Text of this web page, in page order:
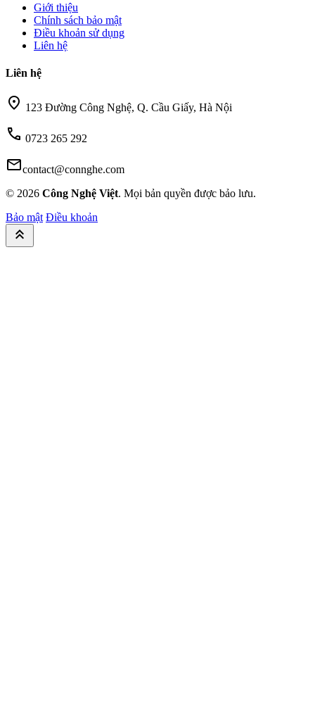
Giới thiệu
Chính sách bảo mật
Điều khoản sử dụng
Liên hệ
Liên hệ
location_on 123 Đường Công Nghệ, Q. Cầu Giấy, Hà Nội
call 0723 265 292
mailcontact@connghe.com
© 2026 Công Nghệ Việt. Mọi bản quyền được bảo lưu.
Bảo mật Điều khoản
keyboard_double_arrow_up